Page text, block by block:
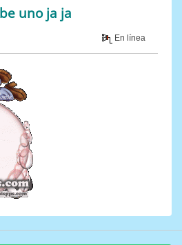
uno ja ja
En línea